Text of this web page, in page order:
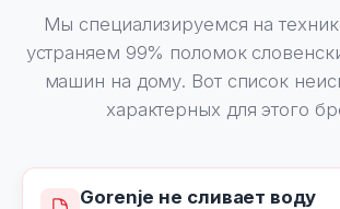
Мы специализируемся на
устраняем 99% поломок
машин на дому. Вот список
характерных для этого
Gorenje не сливает воду